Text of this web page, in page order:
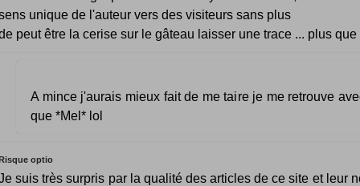
unique de l'auteur vers des visiteurs sans plus
peut être la cerise sur le gâteau laisser une trace ... plus
A mince j'aurais mieux fait de me taire je me retrouve
que *Mel* lol
optio
suis très surpris par la qualité des articles de ce site et leur